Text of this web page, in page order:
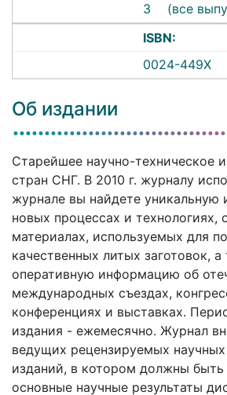
3
(все
ISBN:
0024-449X
Об издании
Старейшее научно-техническое
стран СНГ. В 2010 г. журналу
журнале вы найдете
новых процессах и технологиях,
материалах, используемых для
качественных литых заготовок,
оперативную информацию об
международных съездах,
конференциях и выставках.
издания - ежемесячно. Журнал
ведущих рецензируемых
изданий, в котором должны быть
основные научные результаты